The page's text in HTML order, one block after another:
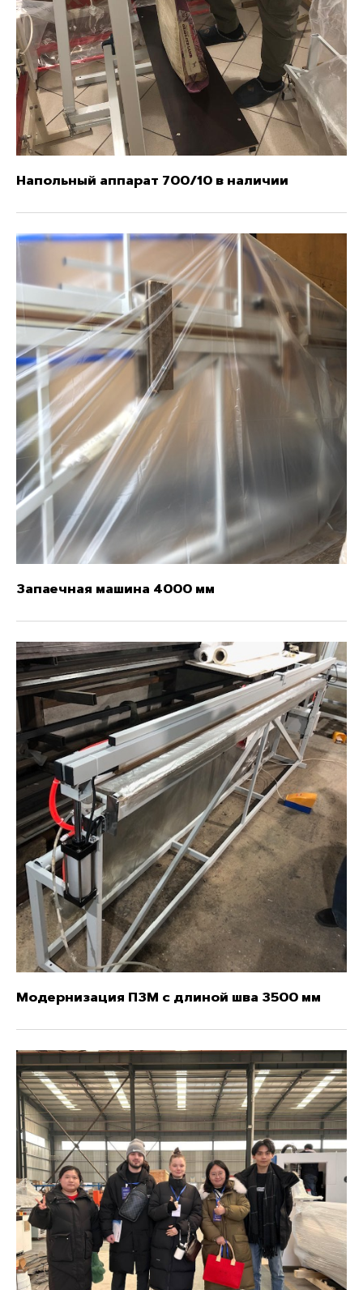
Напольный аппарат 700/10 в наличии
Запаечная машина 4000 мм
Модернизация ПЗМ с длиной шва 3500 мм